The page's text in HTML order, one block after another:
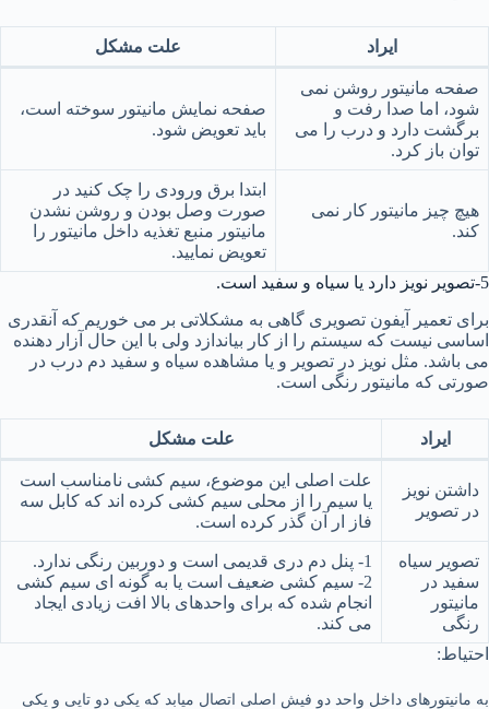
ایراد علت مشکل
صفحه مانیتور روشن نمی
شود، اما صدا رفت و
برگشت دارد و درب را می
توان باز کرد.
صفحه نمایش مانیتور سوخته است،
باید تعویض شود.
هیچ چیز مانیتور کار نمی
کند.
ابتدا برق ورودی را چک کنید در
صورت وصل بودن و روشن نشدن
مانیتور منبع تغذیه داخل مانیتور را
تعویض نمایید.
5-تصویر نویز دارد یا سیاه و سفید است.
برای تعمیر آیفون تصویری گاهی به مشکلاتی بر می خوریم که آنقدری
اساسی نیست که سیستم را از کار بیاندازد ولی با این حال آزار دهنده
می باشد. مثل نویز در تصویر و یا مشاهده سیاه و سفید دم درب در
صورتی که مانیتور رنگی است.
ایراد علت مشکل
داشتن نویز
در تصویر
علت اصلی این موضوع، سیم کشی نامناسب است
یا سیم را از محلی سیم کشی کرده اند که کابل سه
فاز ار آن گذر کرده است.
تصویر سیاه
سفید در
مانیتور
رنگی
1- پنل دم دری قدیمی است و دوربین رنگی ندارد.
2- سیم کشی ضعیف است یا به گونه ای سیم کشی
انجام شده که برای واحدهای بالا افت زیادی ایجاد
می کند.
احتیاط:
به مانیتورهای داخل واحد دو فیش اصلی اتصال میابد که یکی دو تایی و یکی